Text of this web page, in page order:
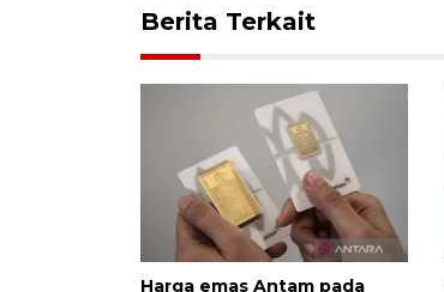
Berita Terkait
Harga emas Antam pada